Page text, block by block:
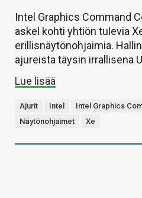
Intel Graphics Command
askel kohti yhtiön tulevia
erillisnäytönohjaimia.
ajureista täysin irrallisena
Lue lisää
Ajurit Intel
Intel Graphics
Näytönohjaimet
Xe